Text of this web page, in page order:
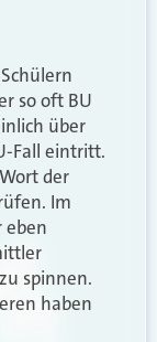
so oft BU
über
Fall eintritt.
der
Im
eben
spinnen.
haben